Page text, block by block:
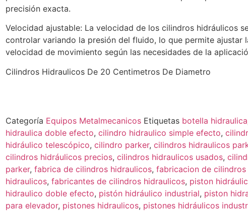
precisión exacta.
Velocidad ajustable: La velocidad de los cilindros hidráulicos
controlar variando la presión del fluido, lo que permite ajustar
velocidad de movimiento según las necesidades de la
Cilindros Hidraulicos De 20 Centimetros De Diametro
Categoría Equipos Metalmecanicos Etiquetas botella hidraulica
hidraulica doble efecto, cilindro hidraulico simple efecto,
hidráulico telescópico, cilindro parker, cilindros hidraulicos
cilindros hidráulicos precios, cilindros hidraulicos usados,
parker, fabrica de cilindros hidraulicos, fabricacion de cilindros
hidraulicos, fabricantes de cilindros hidraulicos, piston
hidraulico doble efecto, pistón hidráulico industrial, piston
para elevador, pistones hidraulicos, pistones hidráulicos